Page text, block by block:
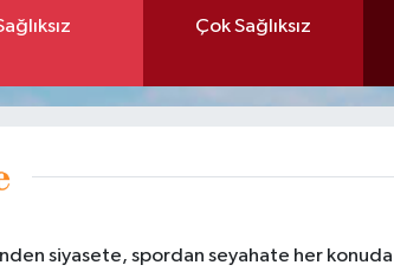
Çok Sağlıksız
siyasete, spordan seyahate her konuda